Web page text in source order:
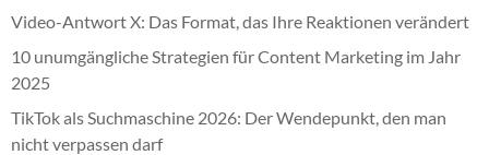
Video-Antwort X: Das Format, das Ihre Reaktionen verändert
10 unumgängliche Strategien für Content Marketing im Jahr
2025
TikTok als Suchmaschine 2026: Der Wendepunkt, den man
nicht verpassen darf